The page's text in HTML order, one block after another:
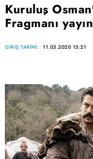
Kuruluş
Fragmanı
GİRİŞ TARİHİ: 11.03.2020 15:21